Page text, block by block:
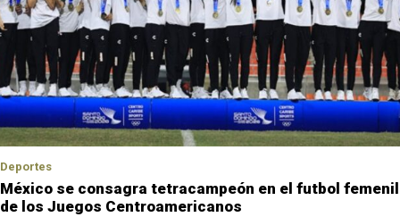
Deportes
México se consagra tetracampeón en el futbol femenil
de los Juegos Centroamericanos